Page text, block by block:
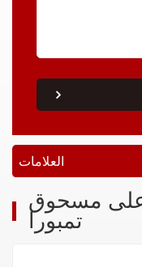
العلامات
على مسحوق
تمبورا